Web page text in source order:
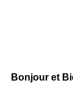
Bonjour et